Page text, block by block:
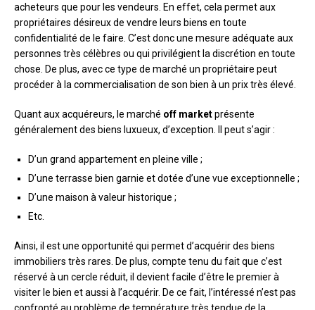
acheteurs que pour les vendeurs. En effet, cela permet aux
propriétaires désireux de vendre leurs biens en toute
confidentialité de le faire. C’est donc une mesure adéquate aux
personnes très célèbres ou qui privilégient la discrétion en toute
chose. De plus, avec ce type de marché un propriétaire peut
procéder à la commercialisation de son bien à un prix très élevé.
Quant aux acquéreurs, le marché off marketprésente
généralement des biens luxueux, d’exception. Il peut s’agir :
D’un grand appartement en pleine ville ;
D’une terrasse bien garnie et dotée d’une vue exceptionnelle ;
D’une maison à valeur historique ;
Etc.
Ainsi, il est une opportunité qui permet d’acquérir des biens
immobiliers très rares. De plus, compte tenu du fait que c’est
réservé à un cercle réduit, il devient facile d’être le premier à
visiter le bien et aussi à l’acquérir. De ce fait, l’intéressé n’est pas
confronté au problème de température très tendue de la